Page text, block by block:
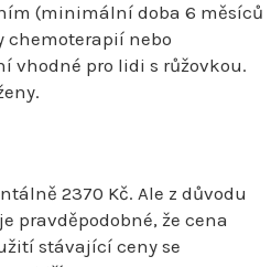
(minimální doba 6 měsíců
chemoterapií nebo
vhodné pro lidi s růžovkou.
2370 Kč. Ale z důvodu
pravděpodobné, že cena
stávající ceny se